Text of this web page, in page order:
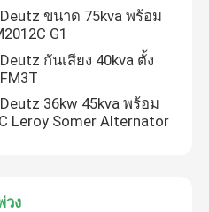
ขนาด 75kva พร้อม
G1
กันเสียง 40kva ตั้ง
36kw 45kva พร้อม
Leroy Somer Alternator
วง